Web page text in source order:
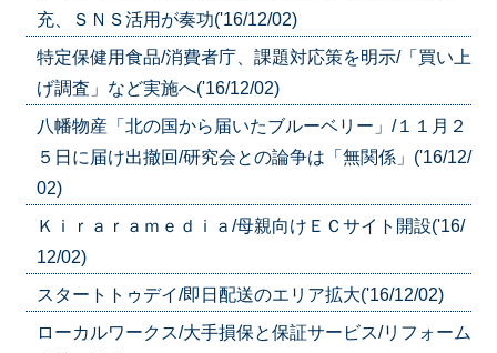
充、ＳＮＳ活用が奏功('16/12/02)
特定保健用食品/消費者庁、課題対応策を明示/「買い上
げ調査」など実施へ('16/12/02)
八幡物産「北の国から届いたブルーベリー」/１１月２
５日に届け出撤回/研究会との論争は「無関係」('16/12/
02)
Ｋｉｒａｒａｍｅｄｉａ/母親向けＥＣサイト開設('16/
12/02)
スタートトゥデイ/即日配送のエリア拡大('16/12/02)
ローカルワークス/大手損保と保証サービス/リフォーム